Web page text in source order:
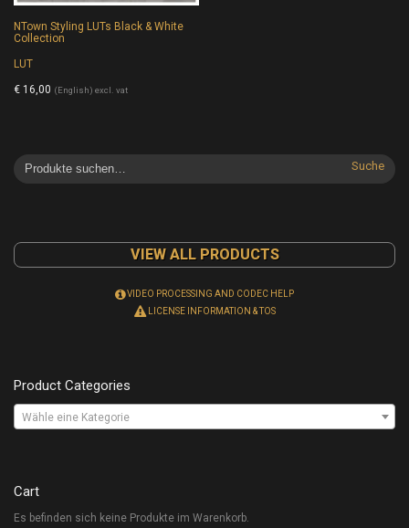
NTown Styling LUTs Black & White
Collection
LUT
€ 16,00 (English) excl. vat
Suche
VIEW ALL PRODUCTS
VIDEO PROCESSING AND CODEC HELP
LICENSE INFORMATION & TOS
Product Categories
Wähle eine Kategorie
Cart
Es befinden sich keine Produkte im Warenkorb.